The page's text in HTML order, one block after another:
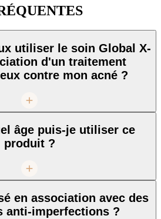
utiliser le soin Global X-
d'un traitement
contre mon acné ?
âge puis-je utiliser ce
produit ?
en association avec des
anti-imperfections ?